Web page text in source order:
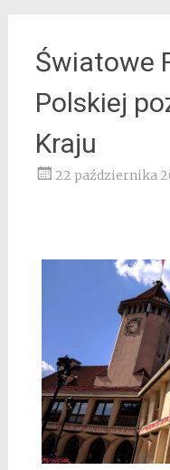
Światowe
Polskiej
Kraju
22 października